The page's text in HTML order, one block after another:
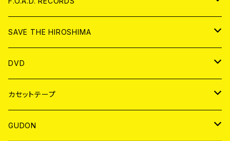
ANALOG
CD
ANALOG
SAVE THE HIROSHIMA
アパレル
BADGE
DVD
JAPAN
WORLD
カセットテープ
JAPAN
GUDON